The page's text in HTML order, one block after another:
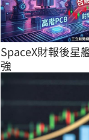
SpaceX財報後星
強